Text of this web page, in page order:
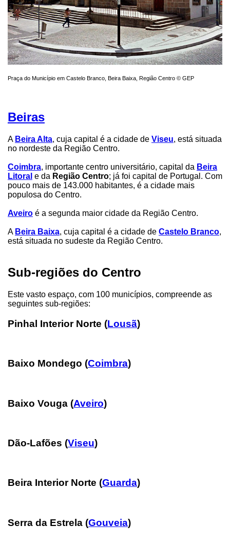
Praça do Município em Castelo Branco, Beira Baixa, Região Centro © GEP
Beiras
A Beira Alta, cuja capital é a cidade de Viseu, está situada
no nordeste da Região Centro.
Coimbra, importante centro universitário, capital da Beira
Litoral e da Região Centro; já foi capital de Portugal. Com
pouco mais de 143.000 habitantes, é a cidade mais
populosa do Centro.
Aveiro é a segunda maior cidade da Região Centro.
A Beira Baixa, cuja capital é a cidade de Castelo Branco,
está situada no sudeste da Região Centro.
Sub-regiões do Centro
Este vasto espaço, com 100 municípios, compreende as
seguintes sub-regiões:
Pinhal Interior Norte (Lousã)
Baixo Mondego (Coimbra)
Baixo Vouga (Aveiro)
Dão-Lafões (Viseu)
Beira Interior Norte (Guarda)
Serra da Estrela (Gouveia)